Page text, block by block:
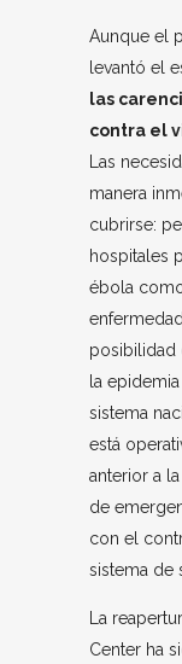
Aunque el
levantó el
las
contra el
Las
manera
cubrirse:
hospitales
ébola
posibilidad
la
sistema
está
anterior a
de
con el
sistema de
La
Center ha